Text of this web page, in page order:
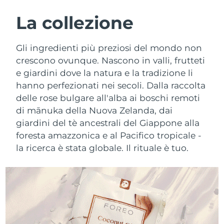
La collezione
Gli ingredienti più preziosi del mondo non
crescono ovunque. Nascono in valli, frutteti
e giardini dove la natura e la tradizione li
hanno perfezionati nei secoli. Dalla raccolta
delle rose bulgare all'alba ai boschi remoti
di mānuka della Nuova Zelanda, dai
giardini del tè ancestrali del Giappone alla
foresta amazzonica e al Pacifico tropicale -
la ricerca è stata globale. Il rituale è tuo.
Detersione viso
LUNA™ 4 pacchetto
Anti-aging massage
LUNA™ 4 Plus
Massage, LED heating
LUNA™ 4 Men
For men, anti-aging massage
Lifting viso
BEAR™ 2 pacchetto
Microcurrent toning
BEAR™ 2 go
Microcurrent toning on-the-go
BEAR™ 2 eyes & lips
Microcurrent line smoothing device
Idratazione
UFO™ 3 pacchetto
Deep facial hydration
UFO™ 3 LED
Near-infrared and red light therapy
device
Igiene orale
issa™ 4
Hybrid silicone sonic toothbrush
issa™ 4 plus
Smart hybrid silicone sonic toothbrush
TRATTAMENTI ANTI-AGE FAQ™
Anti-age Trattamenti LED
NEW
Austria
Belgio Consegna stimata8/10/26
Bermuda Consegna stimata8/16/26
Bosnia ed
Erzegovina
Consegna stimata
Brunei Consegna stimata
Bulgaria Consegna stimata8/10/26
Canada Consegna stimata 8/14/26
Cile Consegna stimata8/14/26